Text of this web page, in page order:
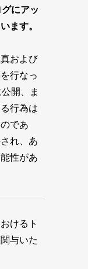
にアッ
ます。
および
行なっ
開、ま
行為は
であ
れ、あ
性があ
けるト
与いた